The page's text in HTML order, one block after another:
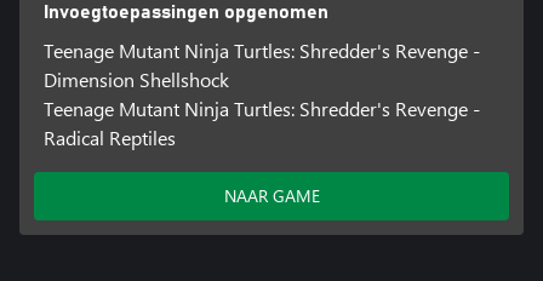
Invoegtoepassingen opgenomen
Teenage Mutant Ninja Turtles: Shredder's Revenge -
Dimension Shellshock
Teenage Mutant Ninja Turtles: Shredder's Revenge -
Radical Reptiles
NAAR GAME